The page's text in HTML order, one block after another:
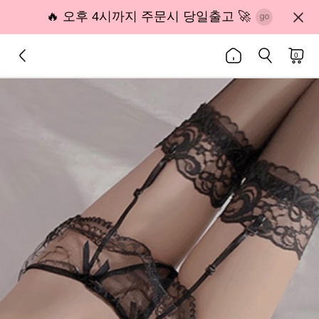
🔥 오후 4시까지 주문시 당일출고 🚀
0